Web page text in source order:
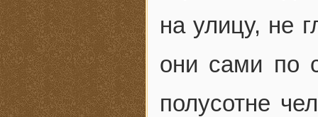
на улицу, не
они сами по
полусотне